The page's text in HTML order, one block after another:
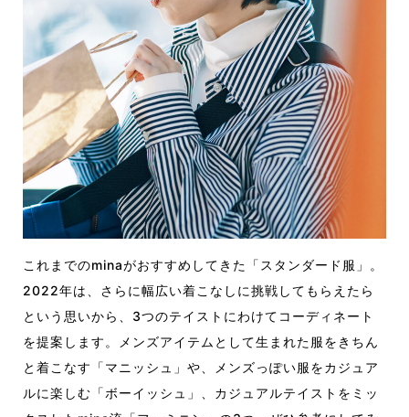
これまでのminaがおすすめしてきた「スタンダード服」。
2022年は、さらに幅広い着こなしに挑戦してもらえたら
という思いから、3つのテイストにわけてコーディネート
を提案します。メンズアイテムとして生まれた服をきちん
と着こなす「マニッシュ」や、メンズっぽい服をカジュア
ルに楽しむ「ボーイッシュ」、カジュアルテイストをミッ